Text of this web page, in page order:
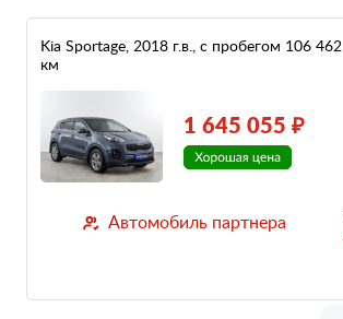
Kia Sportage, 2018 г.в., с пробегом 106 462
км
1 645 055 ₽
Автомобиль партнера